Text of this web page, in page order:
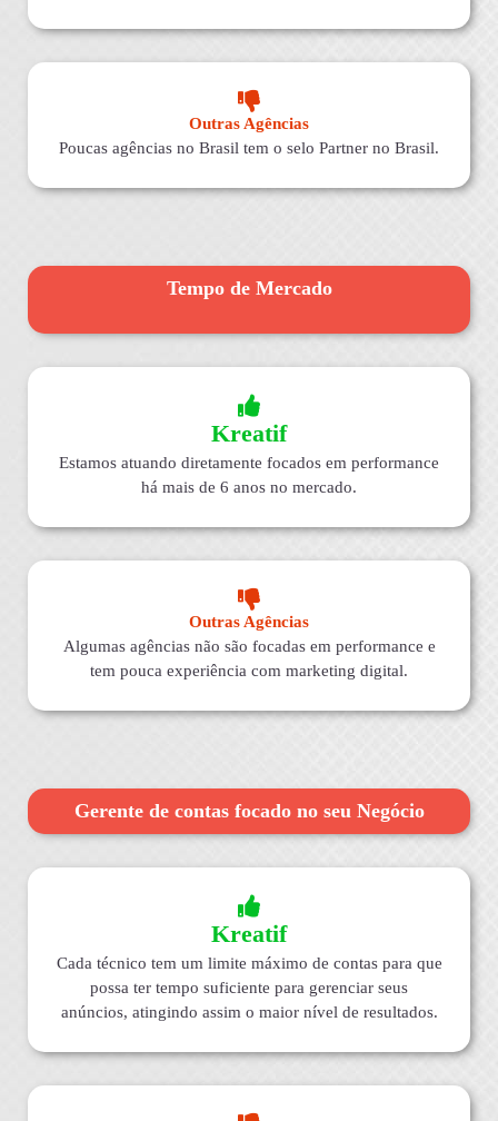
Outras Agências
Poucas agências no Brasil tem o selo Partner no Brasil.
Tempo de Mercado
Kreatif
Estamos atuando diretamente focados em performance
há mais de 6 anos no mercado.
Outras Agências
Algumas agências não são focadas em performance e
tem pouca experiência com marketing digital.
Gerente de contas focado no seu Negócio
Kreatif
Cada técnico tem um limite máximo de contas para que
possa ter tempo suficiente para gerenciar seus
anúncios, atingindo assim o maior nível de resultados.